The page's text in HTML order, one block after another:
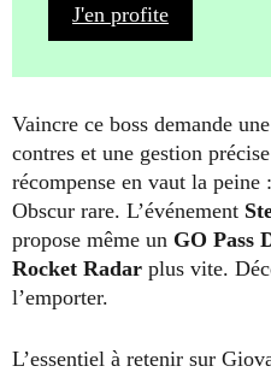
J'en profite
Vaincre ce boss demande
contres et une gestion
récompense en vaut la peine
Obscur rare. L’événement
propose même un GO Pass
Rocket Radar plus vite.
l’emporter.
L’essentiel à retenir sur